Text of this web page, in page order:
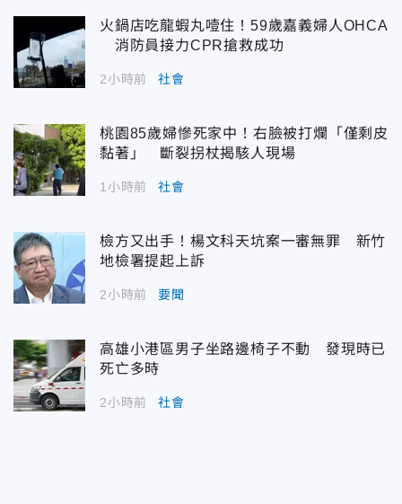
火鍋店吃龍蝦丸噎住！59歲嘉義婦人OHCA
消防員接力CPR搶救成功
2小時前 社會
桃園85歲婦慘死家中！右臉被打爛「僅剩皮
黏著」 斷裂拐杖揭駭人現場
1小時前 社會
檢方又出手！楊文科天坑案一審無罪 新竹
地檢署提起上訴
2小時前 要聞
高雄小港區男子坐路邊椅子不動 發現時已
死亡多時
2小時前 社會